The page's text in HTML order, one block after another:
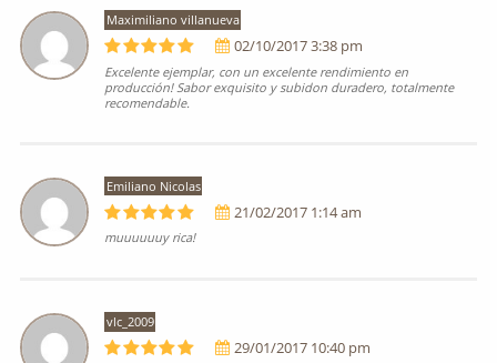
Maximiliano villanueva
02/10/2017 3:38 pm
Excelente ejemplar, con un excelente rendimiento en
producción! Sabor exquisito y subidon duradero, totalmente
recomendable.
Emiliano Nicolas
21/02/2017 1:14 am
muuuuuuy rica!
vlc_2009
29/01/2017 10:40 pm